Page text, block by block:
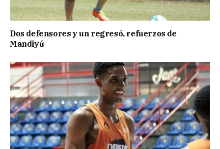
Dos defensores y un regresó, refuerzos de
Mandiyú